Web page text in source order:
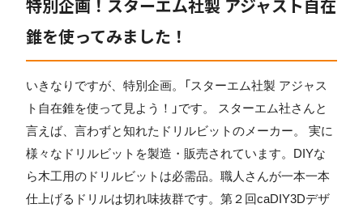
特別企画！スターエム社製 アジャスト自在
錐を使ってみました！
いきなりですが、特別企画。「スターエム社製 アジャス
ト自在錐を使って見よう！」です。 スターエム社さんと
言えば、言わずと知れたドリルビットのメーカー。 実に
様々なドリルビットを製造・販売されています。DIYな
ら木工用のドリルビットは必需品。職人さんが一本一本
仕上げるドリルは切れ味抜群です。第２回caDIY3Dデザ